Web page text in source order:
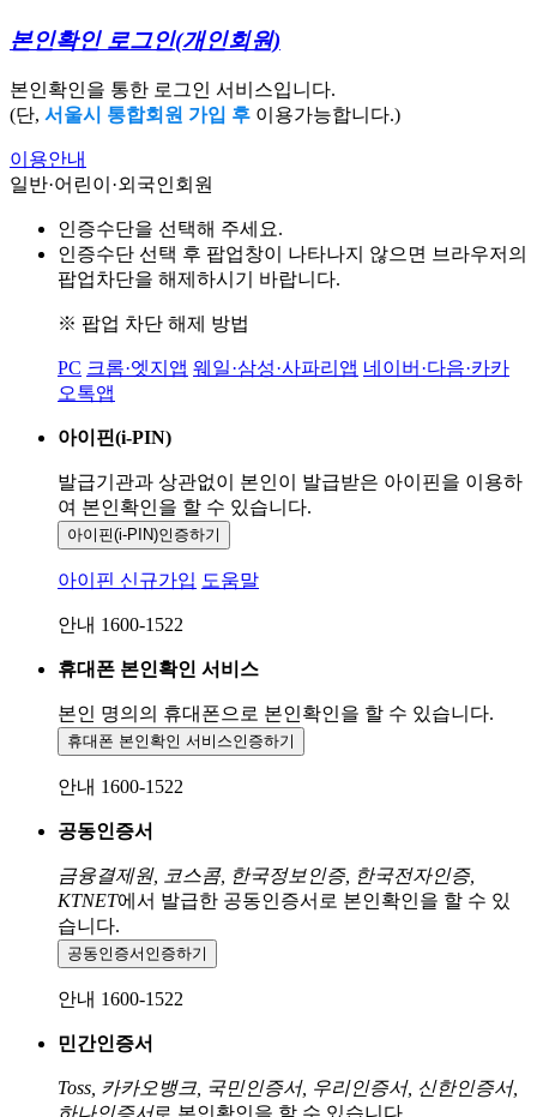
본인확인 로그인(개인회원)
본인확인을 통한 로그인 서비스입니다.
(단, 서울시 통합회원 가입 후 이용가능합니다.)
이용안내
일반·어린이·외국인회원
인증수단을 선택해 주세요.
인증수단 선택 후 팝업창이 나타나지 않으면 브라우저의
팝업차단을 해제하시기 바랍니다.
※ 팝업 차단 해제 방법
PC 크롬·엣지앱 웨일·삼성·사파리앱 네이버·다음·카카
오톡앱
아이핀(i-PIN)
발급기관과 상관없이 본인이 발급받은 아이핀을 이용하
여 본인확인을 할 수 있습니다.
아이핀(i-PIN)인증하기
아이핀 신규가입 도움말
안내 1600-1522
휴대폰 본인확인 서비스
본인 명의의 휴대폰으로 본인확인을 할 수 있습니다.
휴대폰 본인확인 서비스인증하기
안내 1600-1522
공동인증서
금융결제원, 코스콤, 한국정보인증, 한국전자인증,
KTNET에서 발급한 공동인증서로 본인확인을 할 수 있
습니다.
공동인증서 인증하기
안내 1600-1522
민간인증서
Toss, 카카오뱅크, 국민인증서, 우리인증서, 신한인증서,